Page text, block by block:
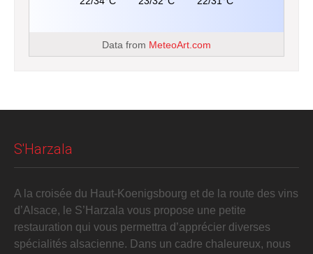
Data from MeteoArt.com
S'Harzala
A la croisée du Haut-Koenigsbourg et de la route des vins
d’Alsace, le S’Harzala vous propose une petite
restauration qui vous permettra d’apprécier diverses
spécialités alsacienne. Dans un cadre chaleureux, nous